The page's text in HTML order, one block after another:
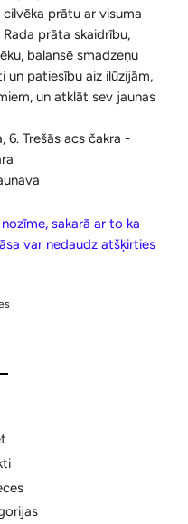
prātu ar visuma
prāta skaidrību,
balansē smadzeņu
un patiesību aiz ilūzijām,
un atklāt sev jaunas
6. Trešās acs čakra -
sakarā ar to ka
var nedaudz atšķirties